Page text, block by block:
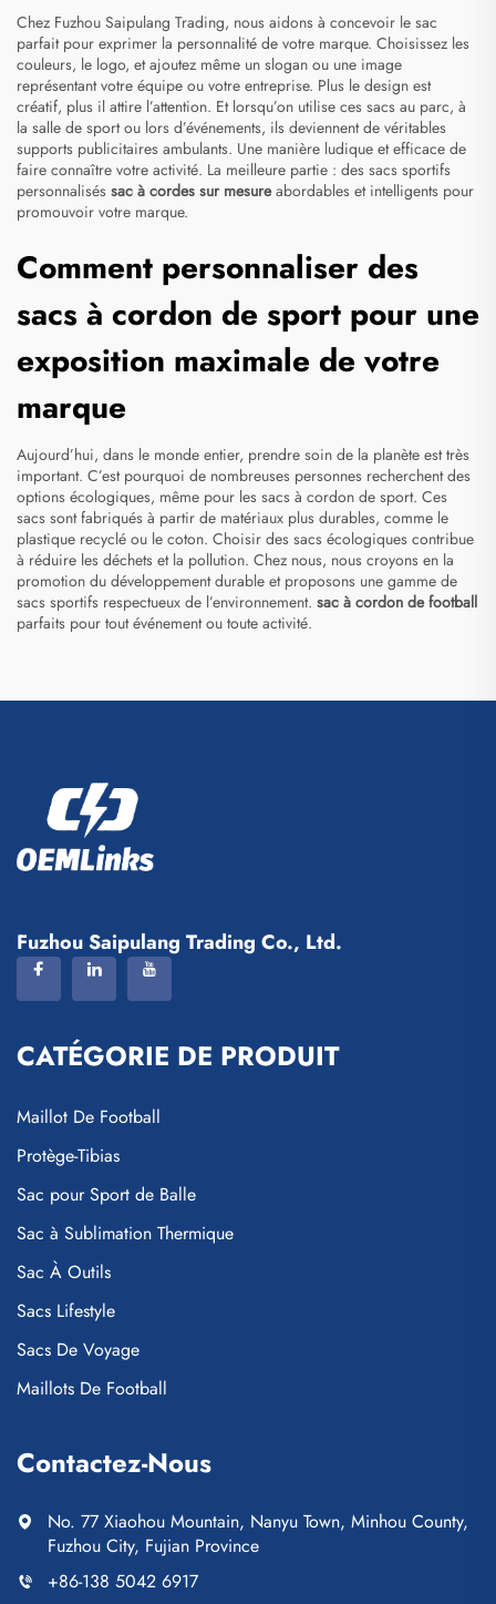
Chez Fuzhou Saipulang Trading, nous aidons à concevoir le sac
parfait pour exprimer la personnalité de votre marque. Choisissez les
couleurs, le logo, et ajoutez même un slogan ou une image
représentant votre équipe ou votre entreprise. Plus le design est
créatif, plus il attire l’attention. Et lorsqu’on utilise ces sacs au parc, à
la salle de sport ou lors d’événements, ils deviennent de véritables
supports publicitaires ambulants. Une manière ludique et efficace de
faire connaître votre activité. La meilleure partie : des sacs sportifs
personnalisés sac à cordes sur mesureabordables et intelligents pour
promouvoir votre marque.
Comment personnaliser des
sacs à cordon de sport pour une
exposition maximale de votre
marque
Aujourd’hui, dans le monde entier, prendre soin de la planète est très
important. C’est pourquoi de nombreuses personnes recherchent des
options écologiques, même pour les sacs à cordon de sport. Ces
sacs sont fabriqués à partir de matériaux plus durables, comme le
plastique recyclé ou le coton. Choisir des sacs écologiques contribue
à réduire les déchets et la pollution. Chez nous, nous croyons en la
promotion du développement durable et proposons une gamme de
sacs sportifs respectueux de l’environnement. sac à cordon de football
parfaits pour tout événement ou toute activité.
Fuzhou Saipulang Trading Co., Ltd.
CATÉGORIE DE PRODUIT
Maillot De Football
Protège-Tibias
Sac pour Sport de Balle
Sac à Sublimation Thermique
Sac À Outils
Sacs Lifestyle
Sacs De Voyage
Maillots De Football
Contactez-Nous
No. 77 Xiaohou Mountain, Nanyu Town, Minhou County,
Fuzhou City, Fujian Province
+86-138 5042 6917